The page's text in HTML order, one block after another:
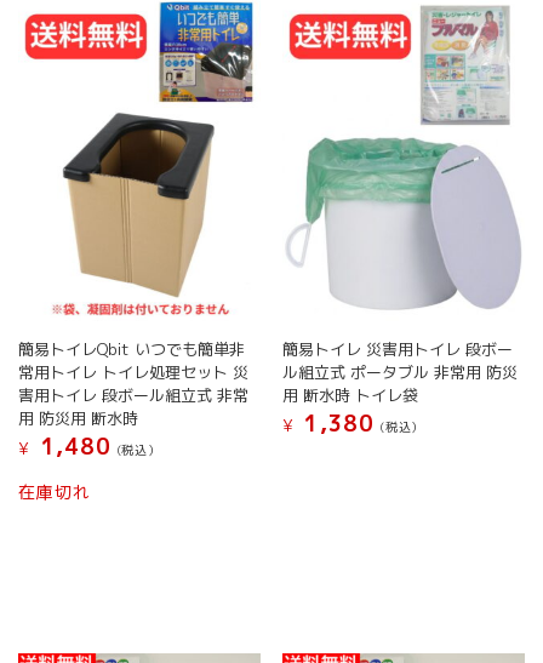
簡易トイレQbit いつでも簡単非
常用トイレ トイレ処理セット 災
害用トイレ 段ボール組立式 非常
用 防災用 断水時
¥
1,480 (税込）
在庫切れ
簡易トイレ 災害用トイレ 段ボー
ル組立式 ポータブル 非常用 防災
用 断水時 トイレ袋
¥
1,380 (税込）